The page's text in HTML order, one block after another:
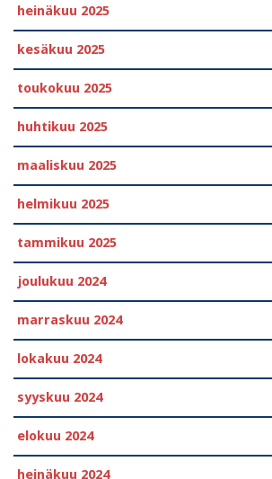
heinäkuu 2025
kesäkuu 2025
toukokuu 2025
huhtikuu 2025
maaliskuu 2025
helmikuu 2025
tammikuu 2025
joulukuu 2024
marraskuu 2024
lokakuu 2024
syyskuu 2024
elokuu 2024
heinäkuu 2024